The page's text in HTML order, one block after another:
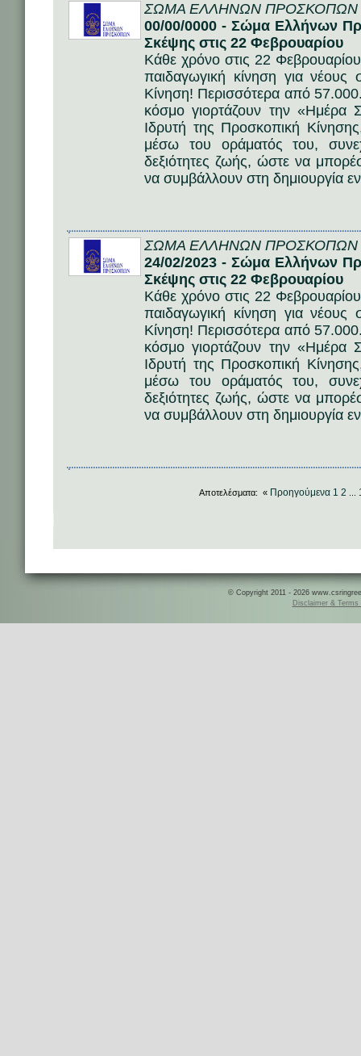
ΣΩΜΑ ΕΛΛΗΝΩΝ ΠΡΟΣΚΟΠΩΝ
00/00/0000 - Σώμα Ελλήνων
Σκέψης στις 22 Φεβρουαρίου
Κάθε χρόνο στις 22 Φεβρουαρίου
παιδαγωγική κίνηση για
Κίνηση! Περισσότερα από
κόσμο γιορτάζουν την «Ημέρα
Ιδρυτή της Προσκοπική
μέσω του οράματός του,
δεξιότητες ζωής, ώστε να
να συμβάλλουν στη δημιουργία
ΣΩΜΑ ΕΛΛΗΝΩΝ ΠΡΟΣΚΟΠΩΝ
24/02/2023 - Σώμα Ελλήνων
Σκέψης στις 22 Φεβρουαρίου
Κάθε χρόνο στις 22 Φεβρουαρίου
παιδαγωγική κίνηση για
Κίνηση! Περισσότερα από
κόσμο γιορτάζουν την «Ημέρα
Ιδρυτή της Προσκοπική
μέσω του οράματός του,
δεξιότητες ζωής, ώστε να
να συμβάλλουν στη δημιουργία
Αποτελέσματα: « Προηγούμενα 1 2
© Copyright 2011 - 2026
Disclaimer & Terms